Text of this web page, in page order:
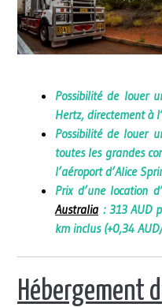
Possibilité de louer
Hertz, directement à
Possibilité de louer
toutes les grandes
l’aéroport d’Alice
Prix d’une location
Australia : 313 AUD
km inclus (+0,34
Hébergement